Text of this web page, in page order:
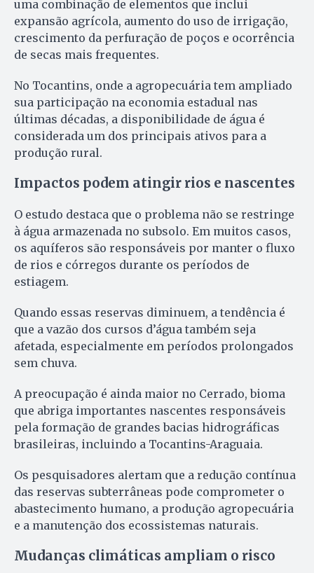
uma combinação de elementos que inclui
expansão agrícola, aumento do uso de irrigação,
crescimento da perfuração de poços e ocorrência
de secas mais frequentes.
No Tocantins, onde a agropecuária tem ampliado
sua participação na economia estadual nas
últimas décadas, a disponibilidade de água é
considerada um dos principais ativos para a
produção rural.
Impactos podem atingir rios e nascentes
O estudo destaca que o problema não se restringe
à água armazenada no subsolo. Em muitos casos,
os aquíferos são responsáveis por manter o fluxo
de rios e córregos durante os períodos de
estiagem.
Quando essas reservas diminuem, a tendência é
que a vazão dos cursos d’água também seja
afetada, especialmente em períodos prolongados
sem chuva.
A preocupação é ainda maior no Cerrado, bioma
que abriga importantes nascentes responsáveis
pela formação de grandes bacias hidrográficas
brasileiras, incluindo a Tocantins-Araguaia.
Os pesquisadores alertam que a redução contínua
das reservas subterrâneas pode comprometer o
abastecimento humano, a produção agropecuária
e a manutenção dos ecossistemas naturais.
Mudanças climáticas ampliam o risco